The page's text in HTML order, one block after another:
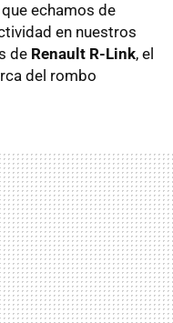
echamos de
en nuestros
de Renault R-Link, el
del rombo